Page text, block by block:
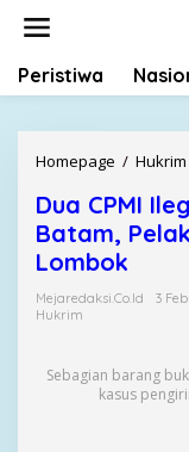
Peristiwa
Homepage / Hukrim
I
Dua CPMI
Batam,
Lombok
Mejaredaksi.co.id
3
Hukrim
Sebagian barang
kasus